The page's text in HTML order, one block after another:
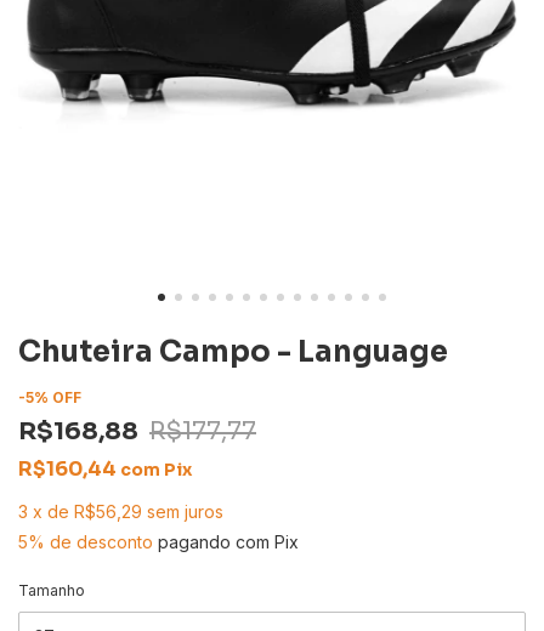
Chuteira Campo - Language
-5% OFF
R$168,88 R$177,77
R$160,44 com Pix
3 x de R$56,29 sem juros
5% de desconto pagando com Pix
Tamanho